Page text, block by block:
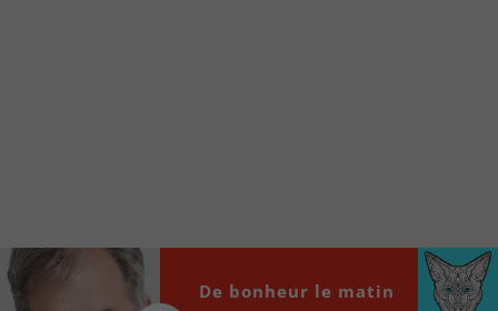
Audio
00:00
De bonheur le matin